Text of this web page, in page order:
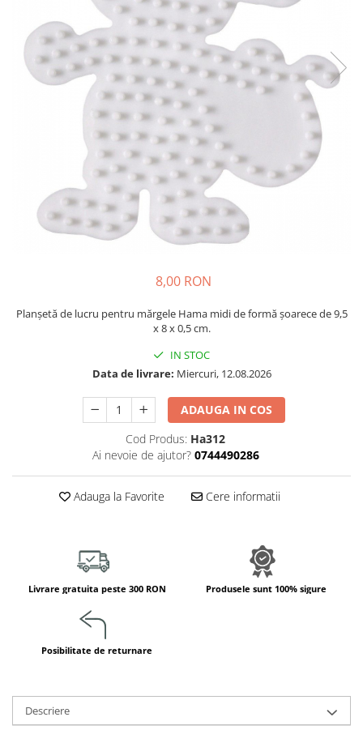
Vopsele
Biciclete si Triciclete
Biciclete
Accesorii
Biciclete Viking Challange
Biciclete Viking Explorer
Triciclete
Camere Senzoriale
Amenajări camere senzoriale
Oferte pentru Camere Senzoriale
Jucarii de constructii
Dezvoltare cognitiva
Jucării de sortare
Dezvoltare psihomotrica
Dezvoltare proprioceptiva
Jucarii de echilibru
Mingi terapeutice
Module din burete
Motricitate fina
Motricitate grosiera
Saltele
Trasee de motricitate
8,00 RON
Planșetă de lucru pentru mărgele Hama midi de formă șoarece de 9,5
x 8 x 0,5 cm.
IN STOC
Data de livrare: Miercuri, 12.08.2026
ADAUGA IN COS
Cod Produs: Ha312
Ai nevoie de ajutor? 0744490286
Adauga la Favorite Cere informatii
Livrare gratuita peste 300 RON Produsele sunt 100% sigure
Posibilitate de returnare
Descriere